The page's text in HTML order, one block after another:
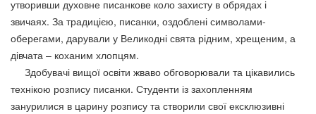
утворивши духовне писанкове коло захисту в обрядах і
звичаях. За традицією, писанки, оздоблені символами-
оберегами, дарували у Великодні свята рідним, хрещеним, а
дівчата – коханим хлопцям.
Здобувачі вищої освіти жваво обговорювали та цікавились
технікою розпису писанки. Студенти із захопленням
занурилися в царину розпису та створили свої ексклюзивні